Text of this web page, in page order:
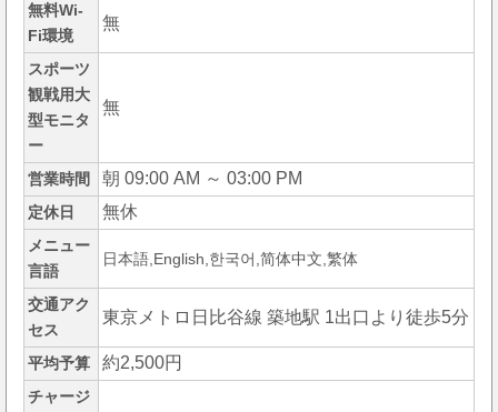
無料Wi-
Fi環境
無
スポーツ
観戦用大
型モニタ
ー
無
営業時間 朝 09:00 AM ～ 03:00 PM
定休日 無休
メニュー
言語
日本語,English,한국어,简体中文,繁体
交通アク
セス
東京メトロ日比谷線 築地駅 1出口より徒歩5分
平均予算 約2,500円
チャージ